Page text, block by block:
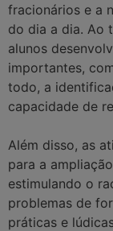
fracionários e a
do dia a dia. Ao
alunos
importantes,
todo, a
capacidade de
Além disso, as
para a
estimulando o
problemas de
práticas e